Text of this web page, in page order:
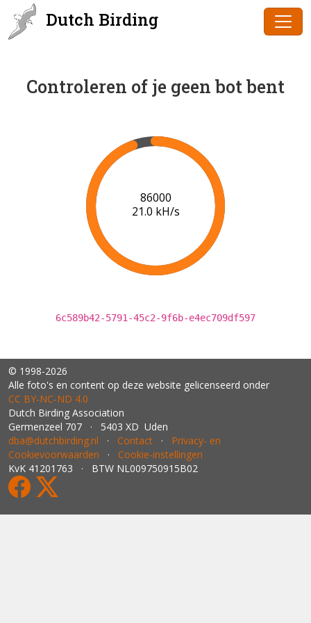
Dutch Birding
Controleren of je geen bot bent
88000
20.3 kH/s
6c589b42-5791-45c2-9f6b-e4ec709df597
© 1998-2026
Alle foto's en content op deze website gelicenseerd onder
CC BY‑NC‑ND 4.0
Dutch Birding Association
Germenzeel 707 · 5403 XD Uden
dba@dutchbirding.nl · Contact · Privacy- en
Cookievoorwaarden · Cookie-instellingen
KvK 41201763 · BTW NL009750915B02